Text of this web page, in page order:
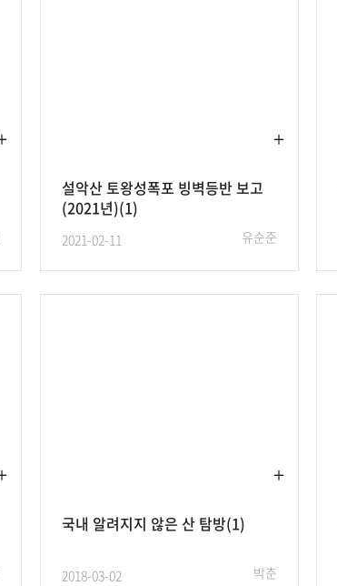
​​설악산 토왕성폭포 빙벽등반 보고
(2021년)(1)
2021-02-11 유순준
국내 알려지지 않은 산 탐방(1)
2018-03-02 박춘